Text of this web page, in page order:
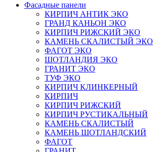
Фасадные панели
КИРПИЧ АНТИК ЭКО
ГРАНД КАНЬОН ЭКО
КИРПИЧ РИЖСКИЙ ЭКО
КАМЕНЬ СКАЛИСТЫЙ ЭКО
ФАГОТ ЭКО
ШОТЛАНДИЯ ЭКО
ГРАНИТ ЭКО
ТУФ ЭКО
КИРПИЧ КЛИНКЕРНЫЙ
КИРПИЧ
КИРПИЧ РИЖСКИЙ
КИРПИЧ РУСТИКАЛЬНЫЙ
КАМЕНЬ СКАЛИСТЫЙ
КАМЕНЬ ШОТЛАНДСКИЙ
ФАГОТ